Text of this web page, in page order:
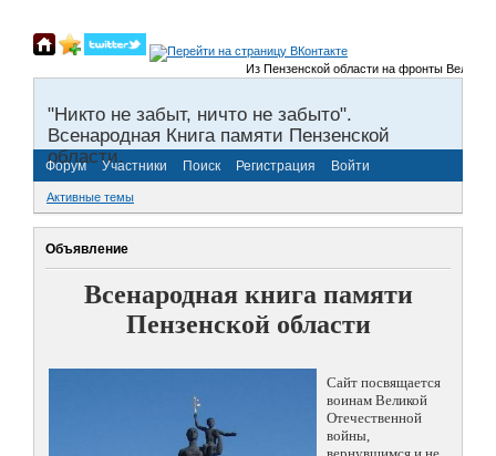
Из Пензенской области на фронты Великой
"Никто не забыт, ничто не забыто".
Всенародная Книга памяти Пензенской
области.
Форум Участники Поиск Регистрация Войти
Активные темы
Объявление
Всенародная книга памяти
Пензенской области
Сайт посвящается
воинам Великой
Отечественной
войны,